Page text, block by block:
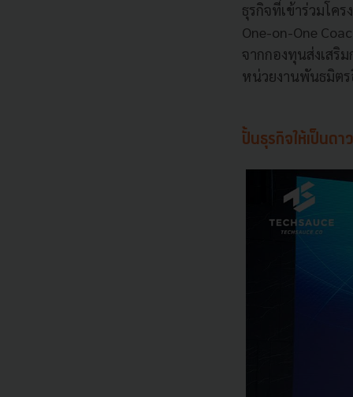
ธุรกิจที่เข้าร่วมโค
One-on-One
จากกองทุนส่งเสริ
หน่วยงานพันธมิต
ปั้นธุรกิจให้เป็นด